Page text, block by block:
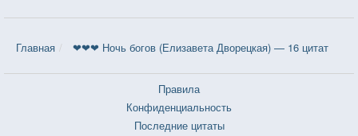
Главная ❤❤❤ Ночь богов (Елизавета Дворецкая) — 16 цитат
Правила
Конфиденциальность
Последние цитаты